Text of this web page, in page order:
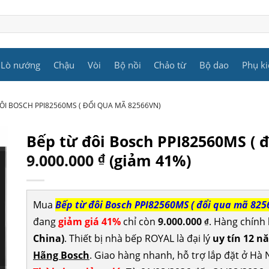
Lò nướng Chậu Vòi Bộ nồi Chảo từ Bộ dao Phụ
BOSCH PPI82560MS ( ĐỔI QUA MÃ 82566VN)
Bếp từ đôi Bosch PPI82560MS (
9.000.000 ₫(giảm 41%)
Mua Bếp từ đôi Bosch PPI82560MS ( đổi qua mã
đanggiảm giá 41%chỉ còn 9.000.000 ₫. Hàng chính
China). Thiết bị nhà bếp ROYAL là đại lý uy tín 12
Hãng Bosch. Giao hàng nhanh, hỗ trợ lắp đặt ở Hà